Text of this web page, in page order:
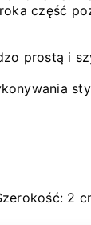
część
prostą i
2